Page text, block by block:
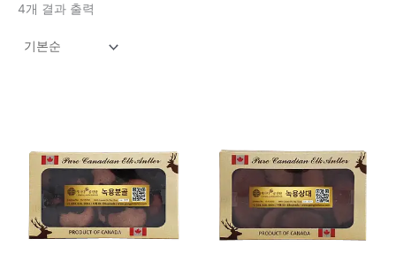
4개 결과 출력